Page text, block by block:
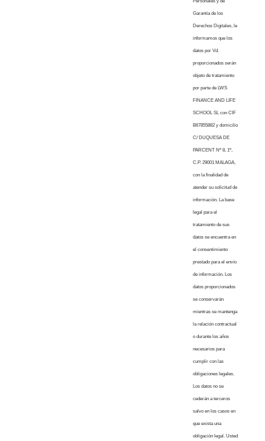
Garantía de los
Derechos Digitales, le
informamos que los
datos por Vd.
proporcionados serán
objeto de tratamiento
por parte de LWS
FINANCE AND LIFE
SCHOOL SL con CIF
B67855882 y domicilio
C/ DUQUESA DE
PARCENT Nº 8, 1º,
C.P. 29001 MALAGA,
con la finalidad de
atender su solicitud de
información. La base
legal para el
tratamiento de sus
datos se encuentra en
el consentimiento
prestado para el envío
de información. Los
datos proporcionados
se conservarán
mientras se mantenga
la relación contractual
o durante los años
necesarios para
cumplir con las
obligaciones legales.
Los datos no se
cederán a terceros
salvo en los casos en
que exista una
obligación legal. Usted